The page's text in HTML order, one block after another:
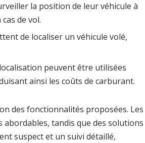
la position de leur véhicule à
de vol.
de localiser un véhicule volé,
peuvent être utilisées
ainsi les coûts de carburant.
des fonctionnalités proposées. Les
abordables, tandis que des solutions
suspect et un suivi détaillé,